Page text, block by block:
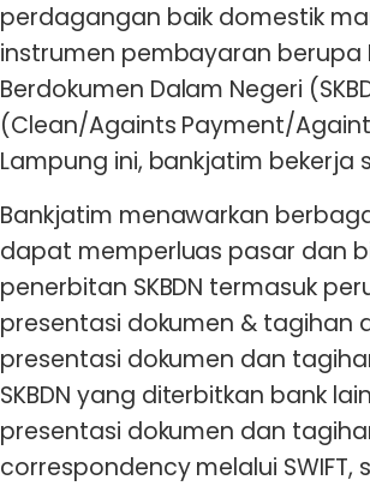
perdagangan baik domestik
instrumen pembayaran berupa
Berdokumen Dalam Negeri
(Clean/Againts Payment/
Lampung ini, bankjatim bekerja
Bankjatim menawarkan
dapat memperluas pasar dan
penerbitan SKBDN termasuk
presentasi dokumen & tagihan
presentasi dokumen dan
SKBDN yang diterbitkan bank
presentasi dokumen dan
correspondency melalui